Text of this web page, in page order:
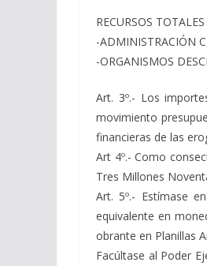
RECURSOS
-ADMINISTRACIÓN
-ORGANISMOS
Art. 3º.- Los
movimiento
financieras de las
Art 4º.- Como
Tres Millones
Art. 5º.- Estímase
equivalente en
obrante en Planillas
Facúltase al Poder